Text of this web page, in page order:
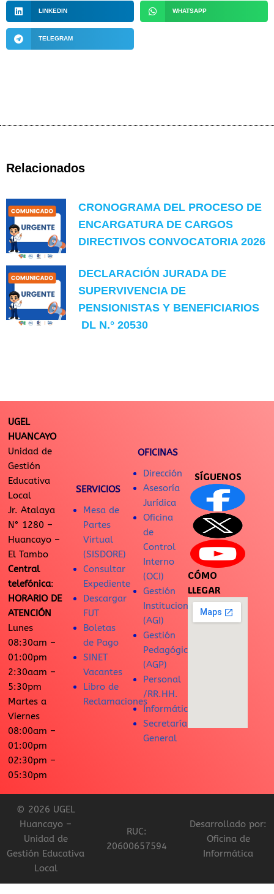
LINKEDIN WHATSAPP
TELEGRAM
Relacionados
CRONOGRAMA DEL PROCESO DE
ENCARGATURA DE CARGOS
DIRECTIVOS CONVOCATORIA 2026
DECLARACIÓN JURADA DE
SUPERVIVENCIA DE
PENSIONISTAS Y BENEFICIARIOS
DL N.° 20530
UGEL
HUANCAYO
Unidad de
Gestión
Educativa
Local
Jr. Atalaya
N° 1280 –
Huancayo –
El Tambo
Central
telefónica:
HORARIO DE
ATENCIÓN
Lunes
08:30am –
01:00pm
2:30aam –
5:30pm
Martes a
Viernes
08:00am –
01:00pm
02:30pm –
05:30pm
SERVICIOS
Mesa de
Partes
Virtual
(SISDORE)
Consultar
Expediente
Descargar
FUT
Boletas
de Pago
SINET
Vacantes
Libro de
Reclamaciones
OFICINAS
Dirección
Asesoría
Jurídica
Oficina
de
Control
Interno
(OCI)
Gestión
Institucional
(AGI)
Gestión
Pedagógica
(AGP)
Personal
/RR.HH.
Informática
Secretaría
General
SÍGUENOS
CÓMO
LLEGAR
© 2026 UGEL
Huancayo –
Unidad de
Gestión Educativa
Local
RUC:
20600657594
Desarrollado por:
Oficina de
Informática